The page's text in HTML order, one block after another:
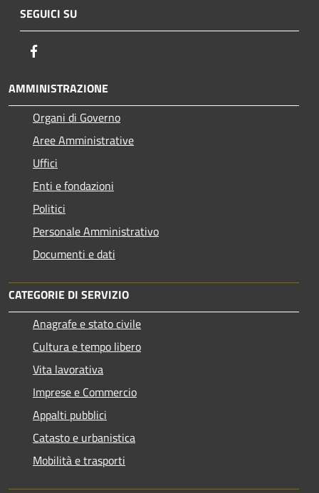
SEGUICI SU
AMMINISTRAZIONE
Organi di Governo
Aree Amministrative
Uffici
Enti e fondazioni
Politici
Personale Amministrativo
Documenti e dati
CATEGORIE DI SERVIZIO
Anagrafe e stato civile
Cultura e tempo libero
Vita lavorativa
Imprese e Commercio
Appalti pubblici
Catasto e urbanistica
Mobilità e trasporti